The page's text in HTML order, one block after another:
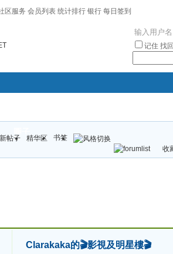
区服务 会员列表 统计排行 银行 每日签到
记住 找
帖子 精华区
书签
收
Clarakaka的🎬影視及明星樓🎬